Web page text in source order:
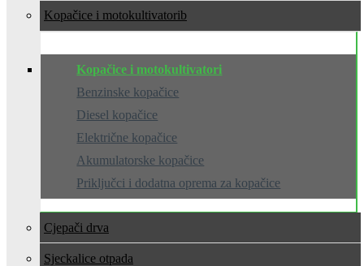
Kopačice i motokultivatori
Kopačice i motokultivatori
Benzinske kopačice
Diesel kopačice
Električne kopačice
Akumulatorske kopačice
Priključci i dodatna oprema za kopačice
Cjepači drva
Sjeckalice otpada